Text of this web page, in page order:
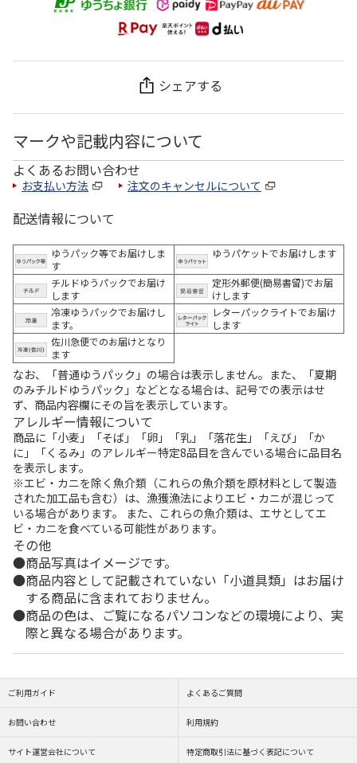
シェアする
マークや記載内容について
よくあるお問い合わせ
お支払い方法 注文のキャンセルについて
配送情報について
ゆうパック等でお届けしま
す
ゆうパケットでお届けします
チルドゆうパックでお届け
します
定形外郵便(簡易書留)でお届
けします
冷凍ゆうパックでお届けし
ます。
レターパックライトでお届け
します
佐川急便でのお届けとなり
ます
なお、「普通ゆうパック」の場合は表示しません。また、「夏期
のみチルドゆうパック」などとなる場合は、記号での表示はせ
ず、商品内容欄にその旨を表示しています。
アレルギー情報について
商品に「小麦」「そば」「卵」「乳」「落花生」「えび」「か
に」「くるみ」のアレルギー特定8品目を含んでいる場合に品目名
を表示します。
※エビ・カニを除く魚介類（これらの魚介類を原材料として製造
された加工品も含む）は、漁獲漁法によりエビ・カニが混じって
いる場合があります。 また、これらの魚介類は、エサとしてエ
ビ・カニを食べている可能性があります。
その他
商品写真はイメージです。
商品内容として記載されていない「小道具類」はお届け
する商品に含まれておりません。
商品の色は、ご覧になるパソコンなどの環境により、実
際と異なる場合があります。
ご利用ガイド よくあるご質問
お問い合わせ 利用規約
サイト運営会社について 特定商取引法に基づく表記について